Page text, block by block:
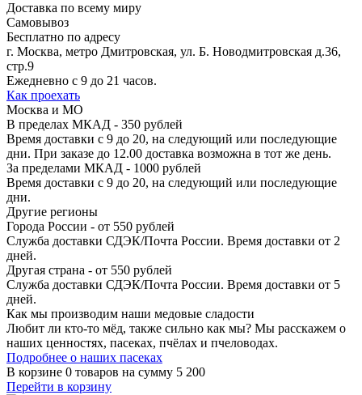
Доставка по всему миру
Самовывоз
Бесплатно по адресу
г. Москва, метро Дмитровская, ул. Б. Новодмитровская д.36,
стр.9
Ежедневно с 9 до 21 часов.
Как проехать
Москва и МО
В пределах МКАД - 350 рублей
Время доставки с 9 до 20, на следующий или последующие
дни. При заказе до 12.00 доставка возможна в тот же день.
За пределами МКАД - 1000 рублей
Время доставки с 9 до 20, на следующий или последующие
дни.
Другие регионы
Города России - от 550 рублей
Служба доставки СДЭК/Почта России. Время доставки от 2
дней.
Другая страна - от 550 рублей
Служба доставки СДЭК/Почта России. Время доставки от 5
дней.
Как мы производим наши медовые сладости
Любит ли кто-то мёд, также сильно как мы? Мы расскажем о
наших ценностях, пасеках, пчёлах и пчеловодах.
Подробнее о наших пасеках
В корзине 0 товаров на сумму 5 200
Перейти в корзину